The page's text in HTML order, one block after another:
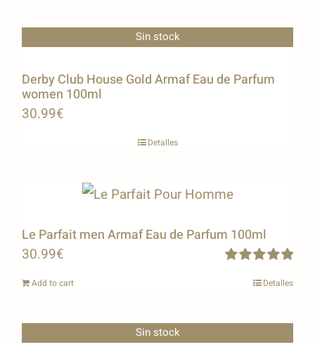
Sin stock
Derby Club House Gold Armaf Eau de Parfum
women 100ml
30.99€
Detalles
Le Parfait men Armaf Eau de Parfum 100ml
out of 5
30.99€
Add to cart Detalles
Sin stock